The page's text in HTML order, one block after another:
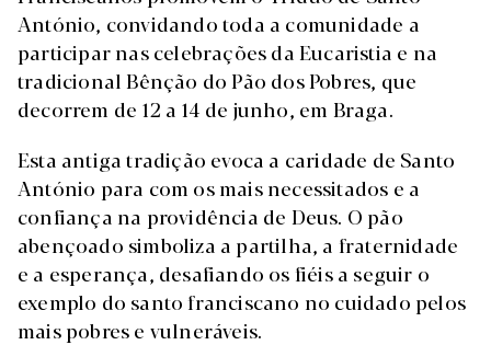
António, convidando toda a comunidade a
participar nas celebrações da Eucaristia e na
tradicional Bênção do Pão dos Pobres, que
decorrem de 12 a 14 de junho, em Braga.
Esta antiga tradição evoca a caridade de Santo
António para com os mais necessitados e a
confiança na providência de Deus. O pão
abençoado simboliza a partilha, a fraternidade
e a esperança, desafiando os fiéis a seguir o
exemplo do santo franciscano no cuidado pelos
mais pobres e vulneráveis.